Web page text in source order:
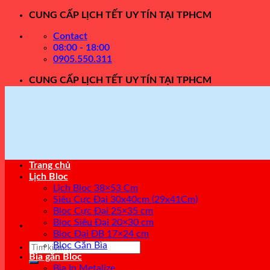
Skip
content
CUNG CẤP LỊCH TẾT UY TÍN TẠI TPHCM
Contact
08:00 - 18:00
0905.550.311
CUNG CẤP LỊCH TẾT UY TÍN TẠI TPHCM
Tìm
kiếm:
Trang chủ
Lịch Bloc
Lịch Bloc 38×53 Cm
Siêu Cực Đại 30x40cm (29x41Cm)
Bloc Cực Đại 25×35 cm
Bloc Siêu Đại 20×30 cm
Bloc Đại ĐB 17×24 cm
Bloc Gắn Bìa
Bìa gắn Bloc